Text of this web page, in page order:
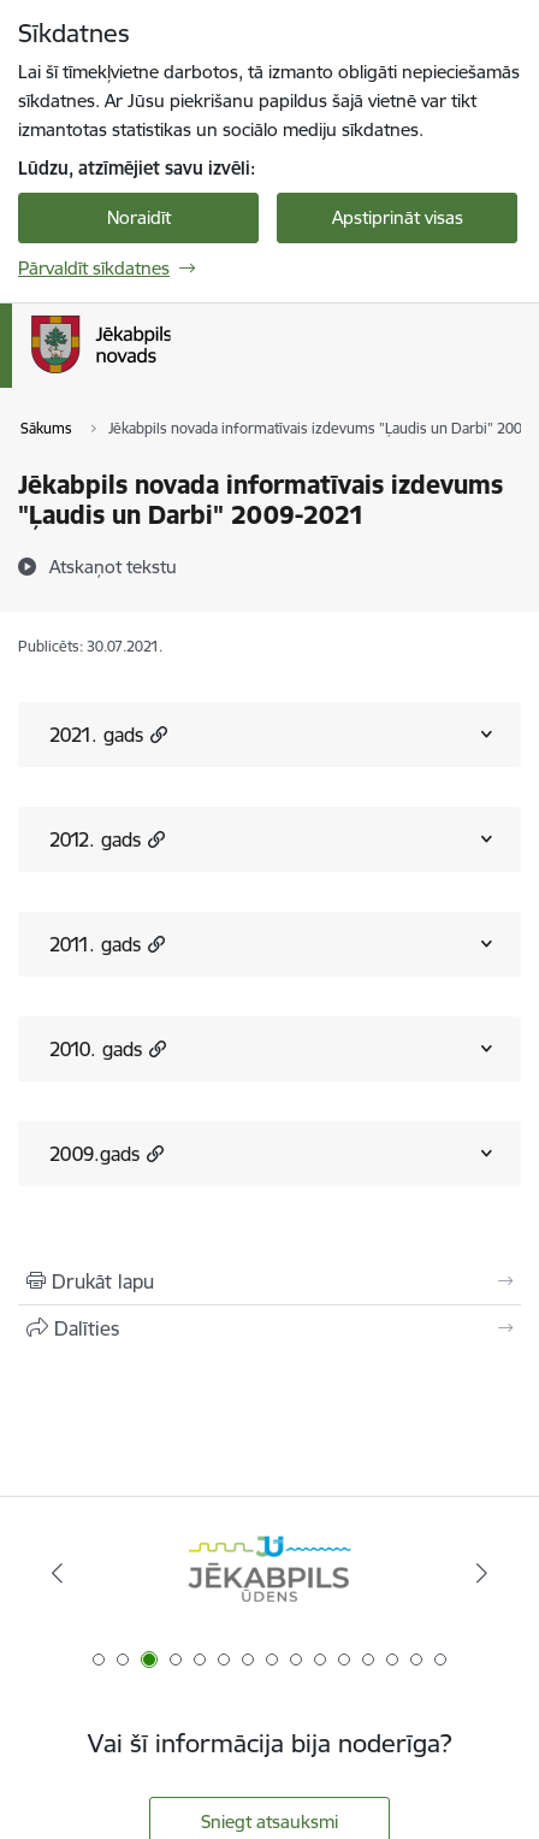
Sīkdatnes
Lai šī tīmekļvietne darbotos, tā izmanto obligāti nepieciešamās
sīkdatnes. Ar Jūsu piekrišanu papildus šajā vietnē var tikt
izmantotas statistikas un sociālo mediju sīkdatnes.
Lūdzu, atzīmējiet savu izvēli:
Noraidīt Apstiprināt visas
Pārvaldīt sīkdatnes
Sākums Jēkabpils novada informatīvais izdevums "Ļaudis un Darbi" 2009-
Jēkabpils novada informatīvais izdevums
"Ļaudis un Darbi" 2009-2021
Atskaņot tekstu
Publicēts: 30.07.2021.
2021. gads
2012. gads
2011. gads
2010. gads
2009.gads
Drukāt lapu
Dalīties
Vai šī informācija bija noderīga?
Sniegt atsauksmi